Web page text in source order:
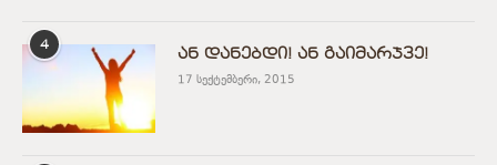
4
ან დანებდი! ან გაიმარჯვე!
17 სექტემბერი, 2015